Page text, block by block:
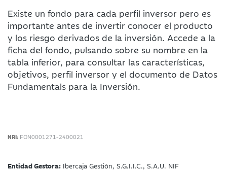
Existe un fondo para cada perfil inversor pero es
importante antes de invertir conocer el producto
y los riesgo derivados de la inversión. Accede a la
ficha del fondo, pulsando sobre su nombre en la
tabla inferior, para consultar las características,
objetivos, perfil inversor y el documento de Datos
Fundamentals para la Inversión.
NRI: FON0001271-2400021
Entidad Gestora: Ibercaja Gestión, S.G.I.I.C., S.A.U. NIF